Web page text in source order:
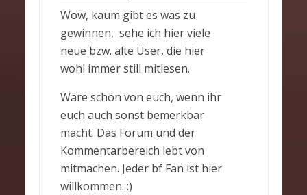
Wow, kaum gibt es was zu
gewinnen, sehe ich hier viele
neue bzw. alte User, die hier
wohl immer still mitlesen.
Wäre schön von euch, wenn ihr
euch auch sonst bemerkbar
macht. Das Forum und der
Kommentarbereich lebt von
mitmachen. Jeder bf Fan ist hier
willkommen. :)